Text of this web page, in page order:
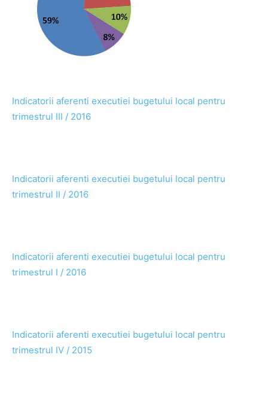
Indicatorii aferenti executiei bugetului local pentru
trimestrul III / 2016
Indicatorii aferenti executiei bugetului local pentru
trimestrul II / 2016
Indicatorii aferenti executiei bugetului local pentru
trimestrul I / 2016
Indicatorii aferenti executiei bugetului local pentru
trimestrul IV / 2015